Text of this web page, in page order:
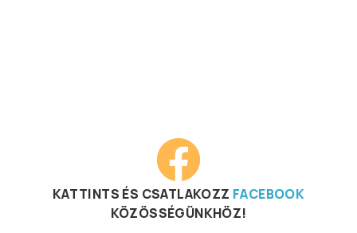
KATTINTS ÉS CSATLAKOZZ FACEBOOK
KÖZÖSSÉGÜNKHÖZ!